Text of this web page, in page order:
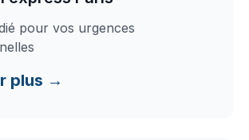
pour vos urgences
plus →